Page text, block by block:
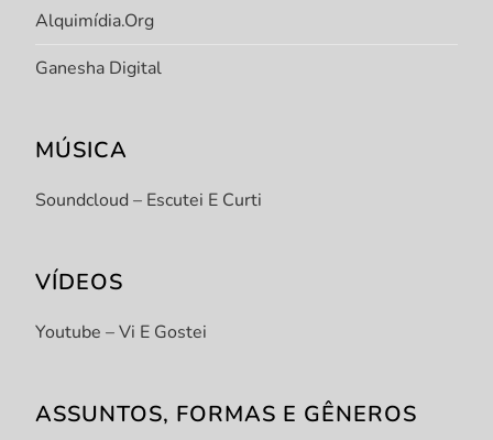
Alquimídia.org
Ganesha Digital
MÚSICA
Soundcloud – Escutei E Curti
VÍDEOS
Youtube – Vi E Gostei
ASSUNTOS, FORMAS E GÊNEROS